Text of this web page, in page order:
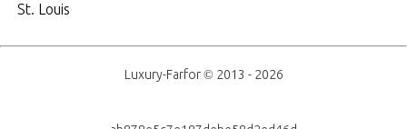
St. Louis
Luxury-Farfor © 2013 - 2026